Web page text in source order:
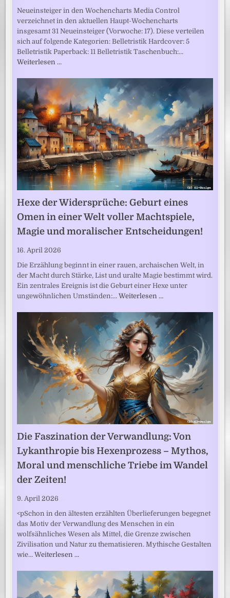
Neueinsteiger in den Wochencharts Media Control
verzeichnet in den aktuellen Haupt-Wochencharts
insgesamt 31 Neueinsteiger (Vorwoche: 17). Diese verteilen
sich auf folgende Kategorien: Belletristik Hardcover: 5
Belletristik Paperback: 11 Belletristik Taschenbuch:…
Weiterlesen …
Hexe der Widersprüche: Geburt eines
Omen in einer Welt voller Machtspiele,
Magie und moralischer Entscheidungen!
16. April 2026
Die Erzählung beginnt in einer rauen, archaischen Welt, in
der Macht durch Stärke, List und uralte Magie bestimmt wird.
Ein zentrales Ereignis ist die Geburt einer Hexe unter
ungewöhnlichen Umständen:…Weiterlesen …
Die Faszination der Verwandlung: Von
Lykanthropie bis Hexenprozess – Mythos,
Moral und menschliche Triebe im Wandel
der Zeiten!
9. April 2026
<pSchon in den ältesten erzählten Überlieferungen begegnet
das Motiv der Verwandlung des Menschen in ein
wolfsähnliches Wesen als Mittel, die Grenze zwischen
Zivilisation und Natur zu thematisieren. Mythische Gestalten
wie…Weiterlesen …